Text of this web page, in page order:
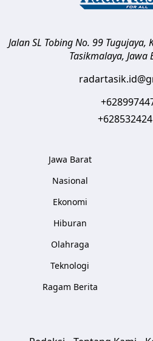
Jalan SL Tobing No. 99 Tugujaya,
Tasikmalaya, Jawa
Jawa Barat
Nasional
Ekonomi
Hiburan
Olahraga
Teknologi
Ragam Berita